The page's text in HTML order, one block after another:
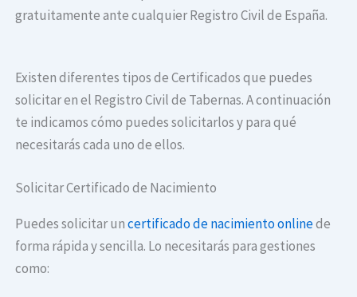
gratuitamente ante cualquier Registro Civil de España.
Existen diferentes tipos de Certificados que puedes
solicitar en el Registro Civil de Tabernas. A continuación
te indicamos cómo puedes solicitarlos y para qué
necesitarás cada uno de ellos.
Solicitar Certificado de Nacimiento
Puedes solicitar uncertificado de nacimiento onlinede
forma rápida y sencilla. Lo necesitarás para gestiones
como: